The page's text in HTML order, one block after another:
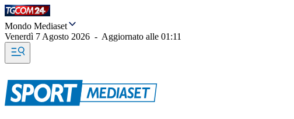
Mondo Mediaset
Venerdì 7 Agosto 2026 - Aggiornato alle 01:11